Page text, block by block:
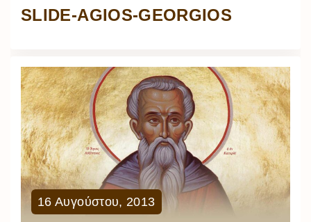
SLIDE-AGIOS-GEORGIOS
16 Αυγούστου, 2013